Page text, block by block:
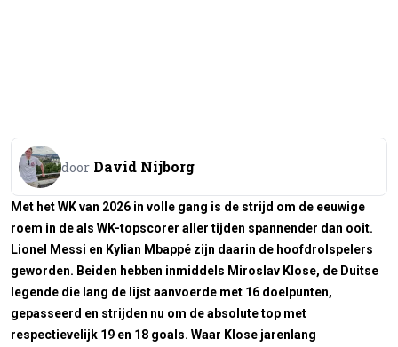
door David Nijborg
Met het WK van 2026 in volle gang is de strijd om de eeuwige
roem in de als WK-topscorer aller tijden spannender dan ooit.
Lionel Messi en Kylian Mbappé zijn daarin de hoofdrolspelers
geworden. Beiden hebben inmiddels Miroslav Klose, de Duitse
legende die lang de lijst aanvoerde met 16 doelpunten,
gepasseerd en strijden nu om de absolute top met
respectievelijk 19 en 18 goals. Waar Klose jarenlang